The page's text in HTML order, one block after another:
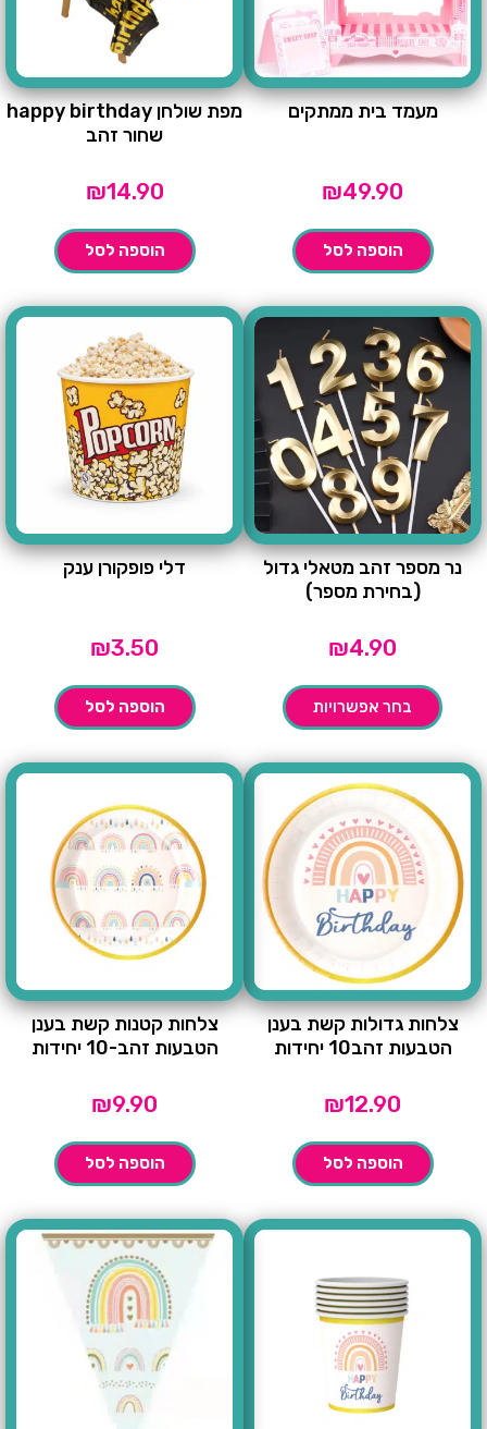
מעמד בית ממתקים
₪49.90
הוספה לסל
מפת שולחן happy birthday
שחור זהב
₪14.90
הוספה לסל
נר מספר זהב מטאלי גדול
(בחירת מספר)
₪4.90
בחר אפשרויות
דלי פופקורן ענק
₪3.50
הוספה לסל
צלחות גדולות קשת בענן
הטבעות זהב10 יחידות
₪12.90
הוספה לסל
צלחות קטנות קשת בענן
הטבעות זהב-10 יחידות
₪9.90
הוספה לסל